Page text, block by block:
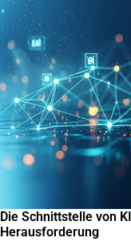
Die Schnittstelle von
Herausforderung